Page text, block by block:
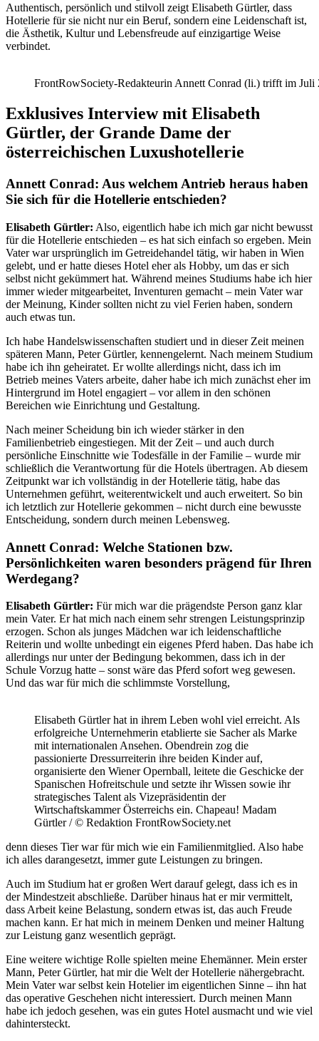
Authentisch, persönlich und stilvoll zeigt Elisabeth Gürtler, dass
Hotellerie für sie nicht nur ein Beruf, sondern eine Leidenschaft ist,
die Ästhetik, Kultur und Lebensfreude auf einzigartige Weise
verbindet.
FrontRowSociety-Redakteurin Annett Conrad (li.) trifft im
Exklusives Interview mit Elisabeth
Gürtler, der Grande Dame der
österreichischen Luxushotellerie
Annett Conrad: Aus welchem Antrieb heraus haben
Sie sich für die Hotellerie entschieden?
Elisabeth Gürtler: Also, eigentlich habe ich mich gar nicht bewusst
für die Hotellerie entschieden – es hat sich einfach so ergeben. Mein
Vater war ursprünglich im Getreidehandel tätig, wir haben in Wien
gelebt, und er hatte dieses Hotel eher als Hobby, um das er sich
selbst nicht gekümmert hat. Während meines Studiums habe ich hier
immer wieder mitgearbeitet, Inventuren gemacht – mein Vater war
der Meinung, Kinder sollten nicht zu viel Ferien haben, sondern
auch etwas tun.
Ich habe Handelswissenschaften studiert und in dieser Zeit meinen
späteren Mann, Peter Gürtler, kennengelernt. Nach meinem Studium
habe ich ihn geheiratet. Er wollte allerdings nicht, dass ich im
Betrieb meines Vaters arbeite, daher habe ich mich zunächst eher im
Hintergrund im Hotel engagiert – vor allem in den schönen
Bereichen wie Einrichtung und Gestaltung.
Nach meiner Scheidung bin ich wieder stärker in den
Familienbetrieb eingestiegen. Mit der Zeit – und auch durch
persönliche Einschnitte wie Todesfälle in der Familie – wurde mir
schließlich die Verantwortung für die Hotels übertragen. Ab diesem
Zeitpunkt war ich vollständig in der Hotellerie tätig, habe das
Unternehmen geführt, weiterentwickelt und auch erweitert. So bin
ich letztlich zur Hotellerie gekommen – nicht durch eine bewusste
Entscheidung, sondern durch meinen Lebensweg.
Annett Conrad: Welche Stationen bzw.
Persönlichkeiten waren besonders prägend für Ihren
Werdegang?
Elisabeth Gürtler: Für mich war die prägendste Person ganz klar
mein Vater. Er hat mich nach einem sehr strengen Leistungsprinzip
erzogen. Schon als junges Mädchen war ich leidenschaftliche
Reiterin und wollte unbedingt ein eigenes Pferd haben. Das habe ich
allerdings nur unter der Bedingung bekommen, dass ich in der
Schule Vorzug hatte – sonst wäre das Pferd sofort weg gewesen.
Und das war für mich die schlimmste Vorstellung,
Elisabeth Gürtler hat in ihrem Leben wohl viel erreicht. Als
erfolgreiche Unternehmerin etablierte sie Sacher als Marke
mit internationalen Ansehen. Obendrein zog die
passionierte Dressurreiterin ihre beiden Kinder auf,
organisierte den Wiener Opernball, leitete die Geschicke der
Spanischen Hofreitschule und setzte ihr Wissen sowie ihr
strategisches Talent als Vizepräsidentin der
Wirtschaftskammer Österreichs ein. Chapeau! Madam
Gürtler / © Redaktion FrontRowSociety.net
denn dieses Tier war für mich wie ein Familienmitglied. Also habe
ich alles darangesetzt, immer gute Leistungen zu bringen.
Auch im Studium hat er großen Wert darauf gelegt, dass ich es in
der Mindestzeit abschließe. Darüber hinaus hat er mir vermittelt,
dass Arbeit keine Belastung, sondern etwas ist, das auch Freude
machen kann. Er hat mich in meinem Denken und meiner Haltung
zur Leistung ganz wesentlich geprägt.
Eine weitere wichtige Rolle spielten meine Ehemänner. Mein erster
Mann, Peter Gürtler, hat mir die Welt der Hotellerie nähergebracht.
Mein Vater war selbst kein Hotelier im eigentlichen Sinne – ihn hat
das operative Geschehen nicht interessiert. Durch meinen Mann
habe ich jedoch gesehen, was ein gutes Hotel ausmacht und wie viel
dahintersteckt.